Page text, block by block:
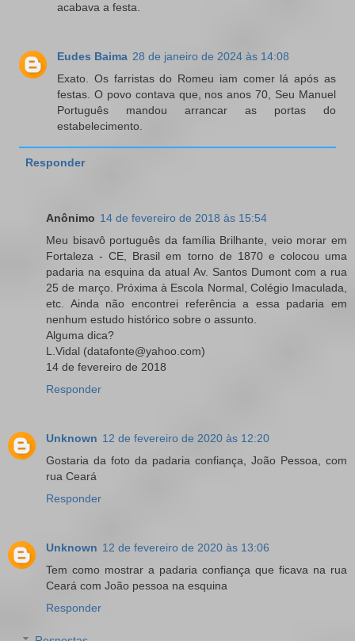
acabava a festa.
Eudes Baima 28 de janeiro de 2024 às 14:08
Exato. Os farristas do Romeu iam comer lá após as
festas. O povo contava que, nos anos 70, Seu Manuel
Português mandou arrancar as portas do
estabelecimento.
Responder
Anônimo 14 de fevereiro de 2018 às 15:54
Meu bisavô português da família Brilhante, veio morar em
Fortaleza - CE, Brasil em torno de 1870 e colocou uma
padaria na esquina da atual Av. Santos Dumont com a rua
25 de março. Próxima à Escola Normal, Colégio Imaculada,
etc. Ainda não encontrei referência a essa padaria em
nenhum estudo histórico sobre o assunto.
Alguma dica?
L.Vidal (datafonte@yahoo.com)
14 de fevereiro de 2018
Responder
Unknown 12 de fevereiro de 2020 às 12:20
Gostaria da foto da padaria confiança, João Pessoa, com
rua Ceará
Responder
Unknown 12 de fevereiro de 2020 às 13:06
Tem como mostrar a padaria confiança que ficava na rua
Ceará com João pessoa na esquina
Responder